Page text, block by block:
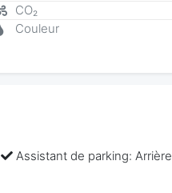
CO₂
Couleur
Assistant de parking: Arrière